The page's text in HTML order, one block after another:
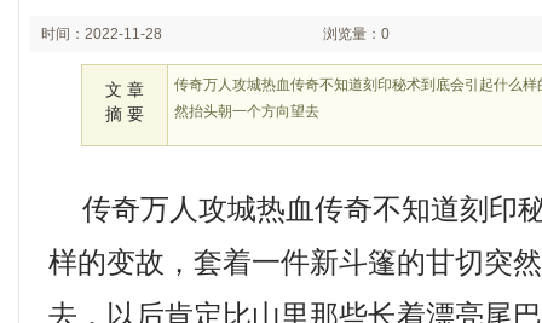
时间：2022-11-28 浏览量：0
文 章
摘 要
传奇万人攻城热血传奇不知道刻印秘术到底会引起什么
然抬头朝一个方向望去
传奇万人攻城热血传奇不知道刻印
样的变故，套着一件新斗篷的甘切突
去，以后肯定比山里那些长着漂亮尾